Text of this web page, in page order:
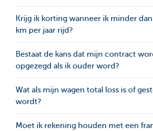
Krijg ik korting wanneer ik minder
km per jaar rijd?
Bestaat de kans dat mijn contract
opgezegd als ik ouder word?
Wat als mijn wagen total loss is of
wordt?
Moet ik rekening houden met een